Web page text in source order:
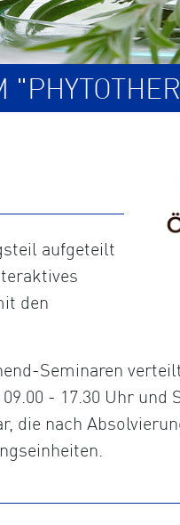
aufgeteilt
den
Seminaren
- 17.30 Uhr und
die nach